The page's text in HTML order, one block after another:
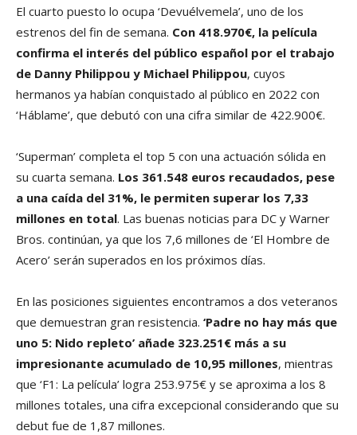
El cuarto puesto lo ocupa ‘Devuélvemela’, uno de los
estrenos del fin de semana. Con 418.970€, la película
confirma el interés del público español por el trabajo
de Danny Philippou y Michael Philippou, cuyos
hermanos ya habían conquistado al público en 2022 con
‘Háblame’, que debutó con una cifra similar de 422.900€.
‘Superman’ completa el top 5 con una actuación sólida en
su cuarta semana. Los 361.548 euros recaudados, pese
a una caída del 31%, le permiten superar los 7,33
millones en total. Las buenas noticias para DC y Warner
Bros. continúan, ya que los 7,6 millones de ‘El Hombre de
Acero’ serán superados en los próximos días.
En las posiciones siguientes encontramos a dos veteranos
que demuestran gran resistencia. ‘Padre no hay más que
uno 5: Nido repleto’ añade 323.251€ más a su
impresionante acumulado de 10,95 millones, mientras
que ‘F1: La película’ logra 253.975€ y se aproxima a los 8
millones totales, una cifra excepcional considerando que su
debut fue de 1,87 millones.